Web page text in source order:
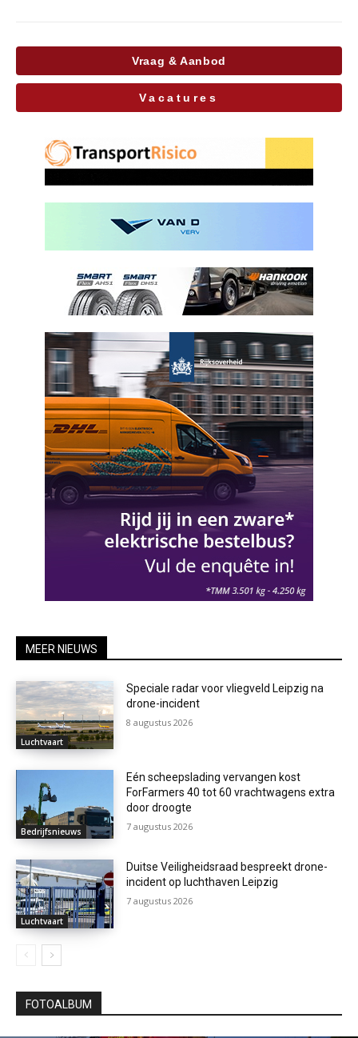
Vraag & Aanbod
Vacatures
MEER NIEUWS
Luchtvaart
Speciale radar voor vliegveld Leipzig na
drone-incident
8 augustus 2026
Bedrijfsnieuws
Eén scheepslading vervangen kost
ForFarmers 40 tot 60 vrachtwagens extra
door droogte
7 augustus 2026
Luchtvaart
Duitse Veiligheidsraad bespreekt drone-
incident op luchthaven Leipzig
7 augustus 2026
FOTOALBUM